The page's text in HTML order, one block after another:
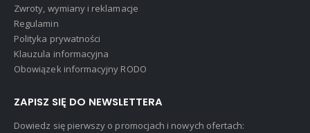
Zwroty, wymiany i reklamacje
Regulamin
Polityka prywatności
Klauzula informacyjna
Obowiązek informacyjny RODO
ZAPISZ SIĘ DO NEWSLETTERA
Dowiedz się pierwszy o promocjach i nowych ofertach: